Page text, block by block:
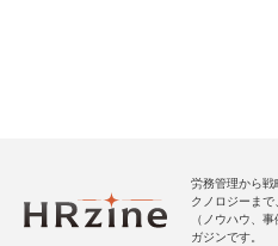
労務管理から
クノロジーま
（ノウハウ、
ガジンです。